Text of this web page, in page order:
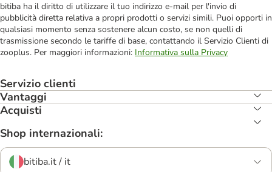
bitiba ha il diritto di utilizzare il tuo indirizzo e-mail per l'invio di
pubblicità diretta relativa a propri prodotti o servizi simili. Puoi opporti in
qualsiasi momento senza sostenere alcun costo, se non quelli di
trasmissione secondo le tariffe di base, contattando il Servizio Clienti di
zooplus. Per maggiori informazioni: Informativa sulla Privacy
Servizio clienti
Vantaggi
Acquisti
Shop internazionali:
bitiba.it / it